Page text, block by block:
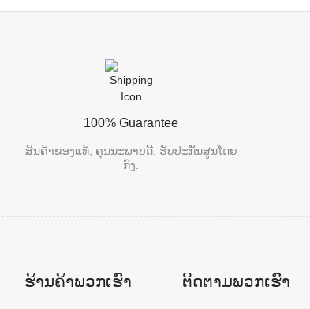
100% Guarantee
ສິນຄ້າຂອງແທ້, ຄຸນນະພາບດີ, ຮັບປະກັນສູນໂດຍ
ກົງ.
ຮ້ານຄ້າພວກເຮົາ ຕິດຕາມພວກເຮົາ